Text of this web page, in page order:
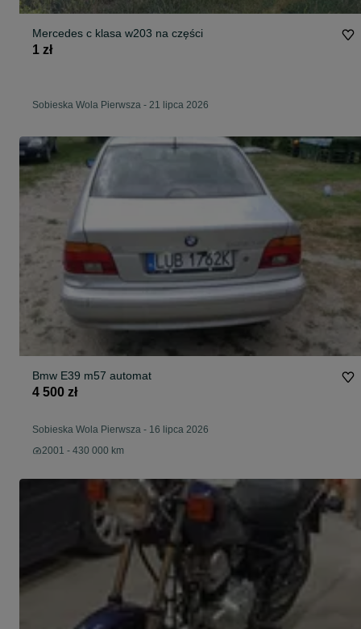
Mercedes c klasa w203 na części
1 zł
Sobieska Wola Pierwsza - 21 lipca 2026
Bmw E39 m57 automat
4 500 zł
Sobieska Wola Pierwsza - 16 lipca 2026
2001 - 430 000 km